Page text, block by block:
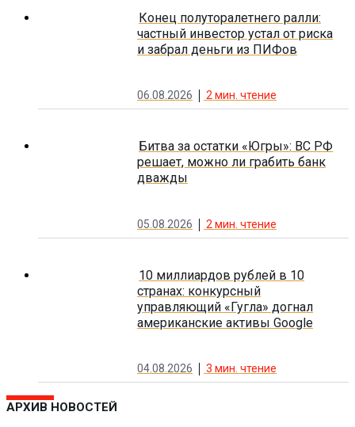
Конец полуторалетнего ралли:
частный инвестор устал от риска
и забрал деньги из ПИФов
06.08.2026 2 мин. чтение
Битва за остатки «Югры»: ВС РФ
решает, можно ли грабить банк
дважды
05.08.2026 2 мин. чтение
10 миллиардов рублей в 10
странах: конкурсный
управляющий «Гугла» догнал
американские активы Google
04.08.2026 3 мин. чтение
АРХИВ НОВОСТЕЙ